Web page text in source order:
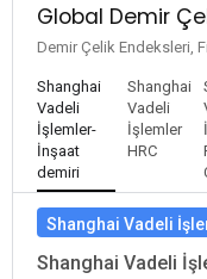
Global Demir
Demir Çelik Endeksleri,
Shanghai
Vadeli
İşlemler-
İnşaat
demiri
Shanghai
Vadeli
İşlemler
HRC
Shanghai Vadeli
Shanghai Vadeli